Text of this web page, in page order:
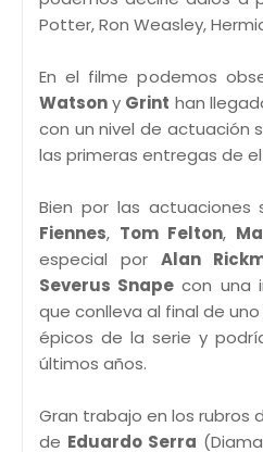
Potter, Ron Weasley,
En el filme podemos
Watsony Grint han
con un nivel de actuación
las primeras entregas de
Bien por las actuaciones
Fiennes, Tom Felton,
especial por Alan
Severus Snape con una
que conlleva al final de
épicos de la serie y
últimos años.
Gran trabajo en los rubros
de Eduardo Serra